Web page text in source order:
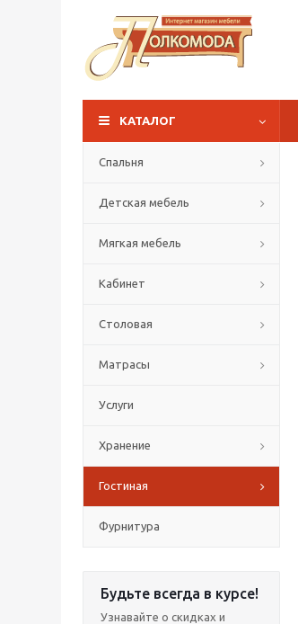
КАТАЛОГ
Спальня
Детская мебель
Мягкая мебель
Кабинет
Столовая
Матрасы
Услуги
Хранение
Гостиная
Фурнитура
Будьте всегда в курсе!
Узнавайте о скидках и